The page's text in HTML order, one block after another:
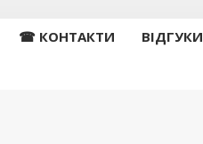
☎ КОНТАКТИ ВІДГУКИ